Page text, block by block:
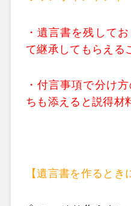
・遺言書を残して
て継承してもらえる
・付言事項で分け
ちも添えると説得材
【遺言書を作るとき